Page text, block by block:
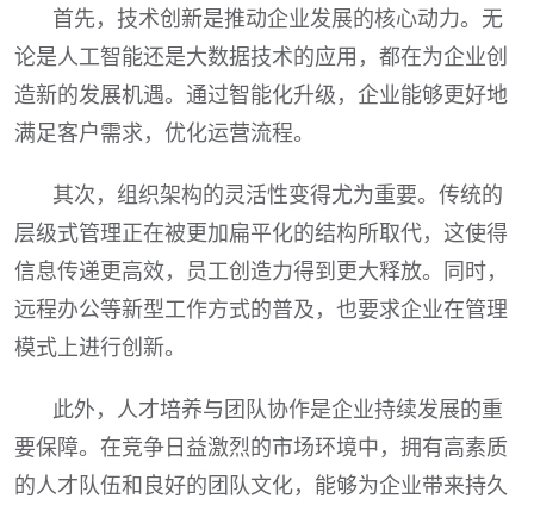
首先，技术创新是推动企业发展的核心动力。无
论是人工智能还是大数据技术的应用，都在为企业创
造新的发展机遇。通过智能化升级，企业能够更好地
满足客户需求，优化运营流程。
其次，组织架构的灵活性变得尤为重要。传统的
层级式管理正在被更加扁平化的结构所取代，这使得
信息传递更高效，员工创造力得到更大释放。同时，
远程办公等新型工作方式的普及，也要求企业在管理
模式上进行创新。
此外，人才培养与团队协作是企业持续发展的重
要保障。在竞争日益激烈的市场环境中，拥有高素质
的人才队伍和良好的团队文化，能够为企业带来持久